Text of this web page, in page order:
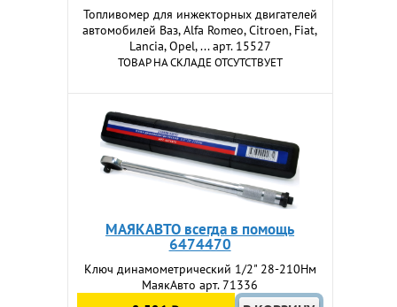
Топливомер для инжекторных двигателей
автомобилей Ваз, Alfa Romeo, Citroen, Fiat,
Lancia, Opel, ... арт. 15527
ТОВАР НА СКЛАДЕ ОТСУТСТВУЕТ
МАЯКАВТО всегда в помощь
6474470
Ключ динамометрический 1/2" 28-210Нм
МаякАвто арт. 71336